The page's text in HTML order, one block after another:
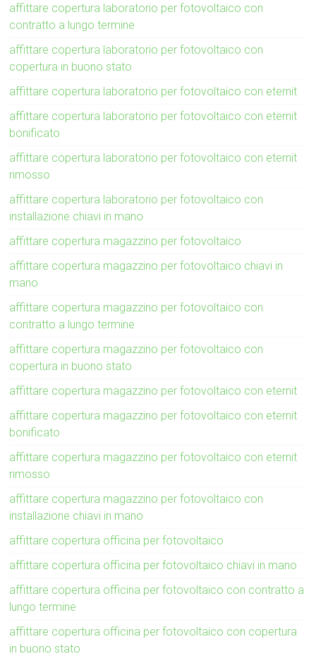
affittare copertura laboratorio per fotovoltaico con
contratto a lungo termine
affittare copertura laboratorio per fotovoltaico con
copertura in buono stato
affittare copertura laboratorio per fotovoltaico con eternit
affittare copertura laboratorio per fotovoltaico con eternit
bonificato
affittare copertura laboratorio per fotovoltaico con eternit
rimosso
affittare copertura laboratorio per fotovoltaico con
installazione chiavi in mano
affittare copertura magazzino per fotovoltaico
affittare copertura magazzino per fotovoltaico chiavi in
mano
affittare copertura magazzino per fotovoltaico con
contratto a lungo termine
affittare copertura magazzino per fotovoltaico con
copertura in buono stato
affittare copertura magazzino per fotovoltaico con eternit
affittare copertura magazzino per fotovoltaico con eternit
bonificato
affittare copertura magazzino per fotovoltaico con eternit
rimosso
affittare copertura magazzino per fotovoltaico con
installazione chiavi in mano
affittare copertura officina per fotovoltaico
affittare copertura officina per fotovoltaico chiavi in mano
affittare copertura officina per fotovoltaico con contratto a
lungo termine
affittare copertura officina per fotovoltaico con copertura
in buono stato